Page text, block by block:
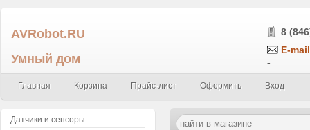
AVRobot.RU
Умный дом
8
E-
-
Главная Корзина Прайс-лист Оформить Вход
Датчики и сенсоры